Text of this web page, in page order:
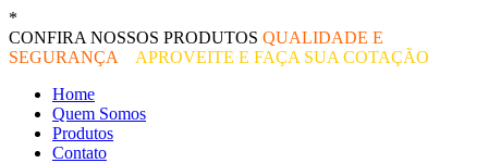
Ir
para
o
*
CONFIRA NOSSOS PRODUTOS QUALIDADE E
SEGURANÇA
APROVEITE E FAÇA SUA COTAÇÃO
Home
Quem Somos
Produtos
Contato